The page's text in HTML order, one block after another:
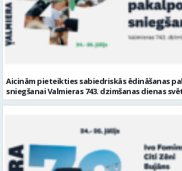
Aicinām pieteikties sabiedriskās ēdināšanas
sniegšanai Valmieras 743. dzimšanas dienas